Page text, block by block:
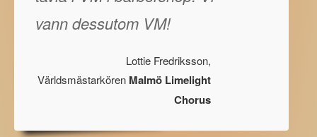
vann dessutom VM!
Lottie Fredriksson,
Världsmästarkören Malmö Limelight
Chorus